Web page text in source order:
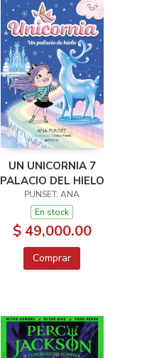
UN UNICORNIA 7
PALACIO DEL HIELO
PUNSET, ANA
En stock
$ 49,000.00
Comprar